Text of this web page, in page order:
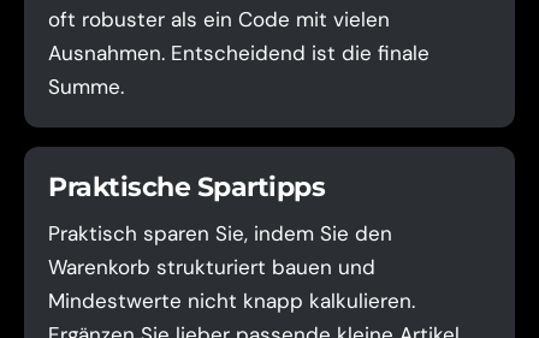
oft robuster als ein Code mit vielen
Ausnahmen. Entscheidend ist die finale
Summe.
Praktische Spartipps
Praktisch sparen Sie, indem Sie den
Warenkorb strukturiert bauen und
Mindestwerte nicht knapp kalkulieren.